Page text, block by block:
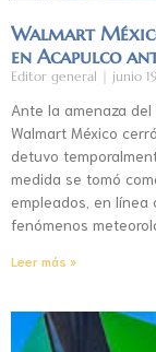
Walmart
en Acapulco
Editor general junio
Ante la amenaza
Walmart México
detuvo
medida se tomó
empleados, en
fenómenos
Leer más »